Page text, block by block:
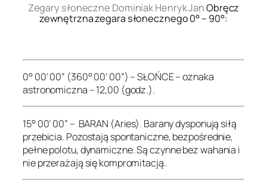
Zegary słoneczne Dominiak Henryk JanObręcz
zewnętrzna zegara słonecznego 0° – 90°:
0° 00’ 00” (360° 00’ 00”) – SŁOŃCE – oznaka
astronomiczna – 12,00 (godz.).
15° 00’ 00” – BARAN (Aries). Barany dysponują siłą
przebicia. Pozostają spontaniczne, bezpośrednie,
pełne polotu, dynamiczne. Są czynne bez wahania i
nie przerażają się kompromitacją.